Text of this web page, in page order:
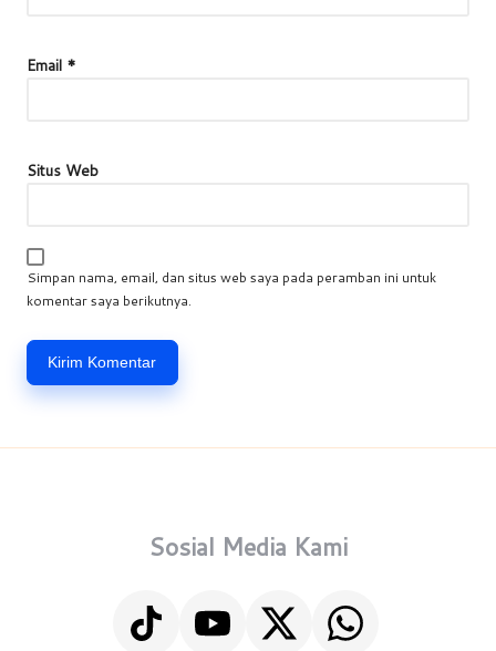
Email *
Situs Web
Simpan nama, email, dan situs web saya pada peramban ini untuk
komentar saya berikutnya.
Sosial Media Kami